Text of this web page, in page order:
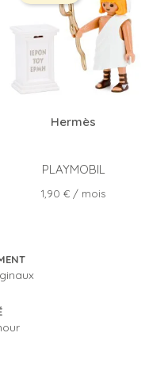
Hermès
PLAYMOBIL
Prix
1,90 € / mois